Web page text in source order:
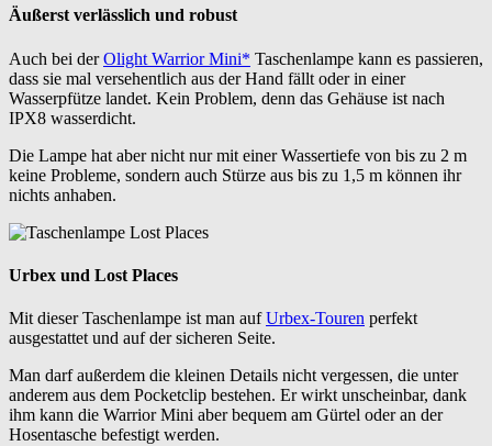
Äußerst verlässlich und robust
Auch bei derOlight Warrior Mini* Taschenlampe kann es passieren,
dass sie mal versehentlich aus der Hand fällt oder in einer
Wasserpfütze landet. Kein Problem, denn das Gehäuse ist nach
IPX8 wasserdicht.
Die Lampe hat aber nicht nur mit einer Wassertiefe von bis zu 2 m
keine Probleme, sondern auch Stürze aus bis zu 1,5 m können ihr
nichts anhaben.
Urbex und Lost Places
Mit dieser Taschenlampe ist man aufUrbex-Touren perfekt
ausgestattet und auf der sicheren Seite.
Man darf außerdem die kleinen Details nicht vergessen, die unter
anderem aus dem Pocketclip bestehen. Er wirkt unscheinbar, dank
ihm kann die Warrior Mini aber bequem am Gürtel oder an der
Hosentasche befestigt werden.